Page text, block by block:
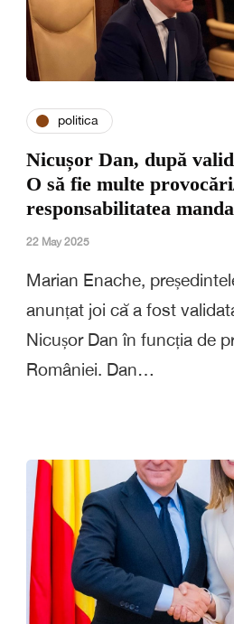
politica
Nicușor Dan, după
O să fie multe
responsabilitatea
22 May 2025
Marian Enache,
anunțat joi că a fost
Nicușor Dan în funcția de
României. Dan…